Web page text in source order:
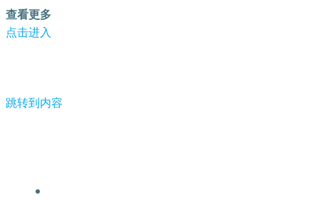
查看更多
点击进入
跳转到内容